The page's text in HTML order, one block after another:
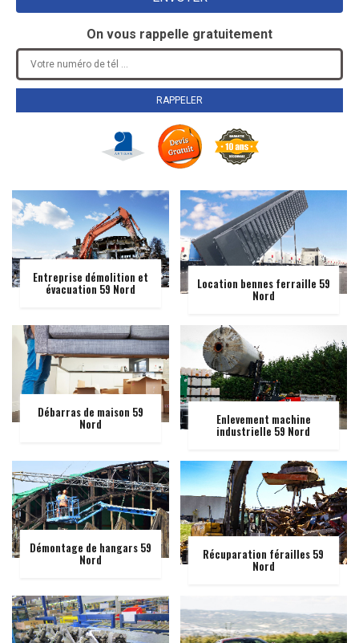
On vous rappelle gratuitement
Entreprise démolition et
évacuation 59 Nord Location bennes ferraille 59
Nord
Débarras de maison 59
Nord Enlevement machine
industrielle 59 Nord
Démontage de hangars 59
Nord Récuparation férailles 59
Nord